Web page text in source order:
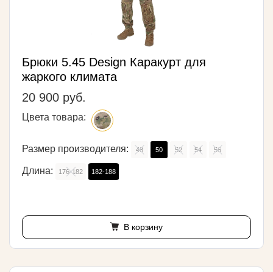
Брюки 5.45 Design Каракурт для
жаркого климата
20 900 руб.
Цвета товара:
Размер производителя: 48 50 52 54 56
Длина: 176-182 182-188
В корзину